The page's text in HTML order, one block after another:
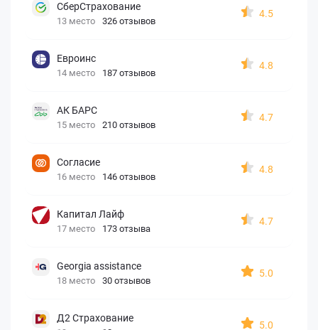
СберСтрахование
13 место 326 отзывов
4.5
Евроинс
14 место 187 отзывов
4.8
АК БАРС
15 место 210 отзывов
4.7
Согласие
16 место 146 отзывов
4.8
Капитал Лайф
17 место 173 отзыва
4.7
Georgia assistance
18 место 30 отзывов
5.0
Д2 Страхование
5.0